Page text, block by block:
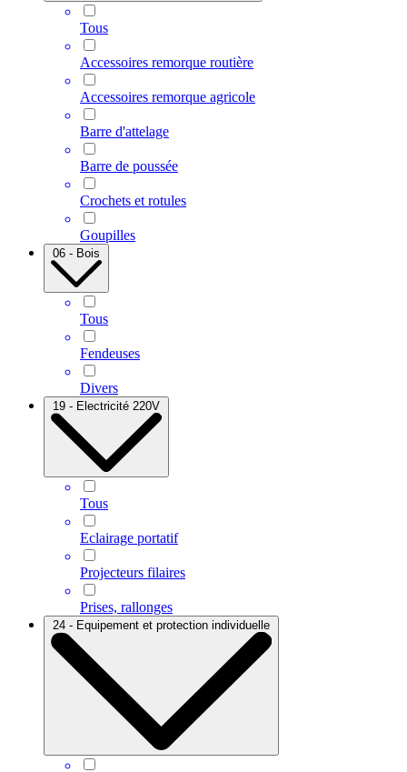
Tous
Accessoires remorque routière
Accessoires remorque agricole
Barre d'attelage
Barre de poussée
Crochets et rotules
Goupilles
06 - Bois
Tous
Fendeuses
Divers
19 - Electricité 220V
Tous
Eclairage portatif
Projecteurs filaires
Prises, rallonges
24 - Equipement et protection individuelle